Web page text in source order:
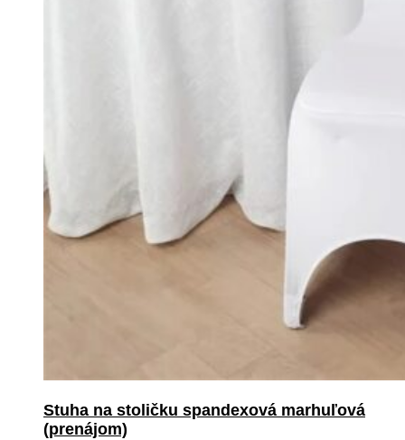
Stuha na stoličku spandexová marhuľová
(prenájom)